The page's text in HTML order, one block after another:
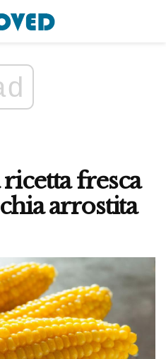
fresca
arrostita